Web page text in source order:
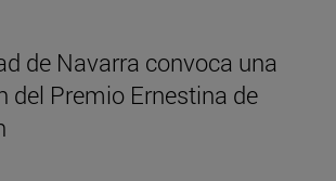
de Navarra convoca una
del Premio Ernestina de